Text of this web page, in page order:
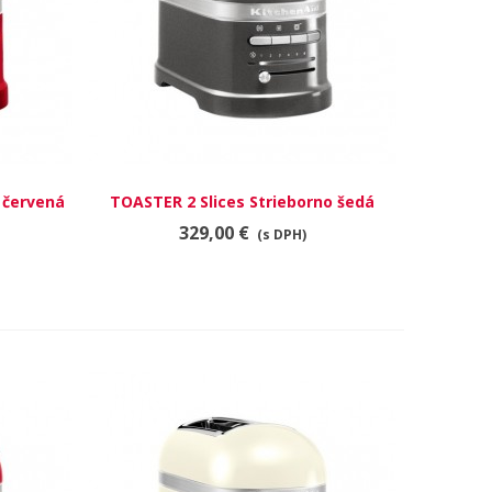
RÝCHLY NÁHĽAD
TOASTER 2 Slices Strieborno šedá
329,00 € (s DPH)